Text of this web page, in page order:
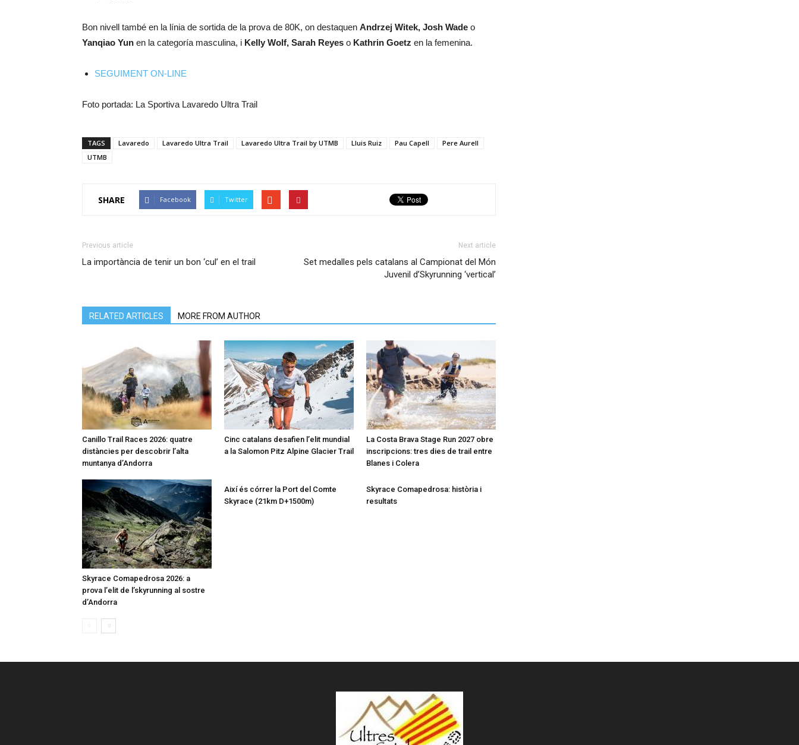
Bon nivell també en la línia de sortida de la prova de 80K, on destaquen Andrzej Witek, Josh Wade o
Yanqiao Yun en la categoría masculina, i Kelly Wolf, Sarah Reyes o Kathrin Goetz en la femenina.
SEGUIMENT ON-LINE
Foto portada: La Sportiva Lavaredo Ultra Trail
TAGS Lavaredo Lavaredo Ultra Trail Lavaredo Ultra Trail by UTMB Lluis Ruiz Pau Capell
Pere Aurell
UTMB
SHARE Facebook Twitter
Previous article
La importància de tenir un bon ‘cul’ en el trail
Next article
Set medalles pels catalans al Campionat del Món
Juvenil d’Skyrunning ‘vertical’
RELATED ARTICLES MORE FROM AUTHOR
Canillo Trail Races 2026: quatre
distàncies per descobrir l’alta
muntanya d’Andorra
Cinc catalans desafien l’elit mundial
a la Salomon Pitz Alpine Glacier Trail
La Costa Brava Stage Run 2027 obre
inscripcions: tres dies de trail entre
Blanes i Colera
Skyrace Comapedrosa 2026: a
prova l’elit de l’skyrunning al sostre
d’Andorra
Així és córrer la Port del Comte
Skyrace (21km D+1500m)
Skyrace Comapedrosa: història i
resultats